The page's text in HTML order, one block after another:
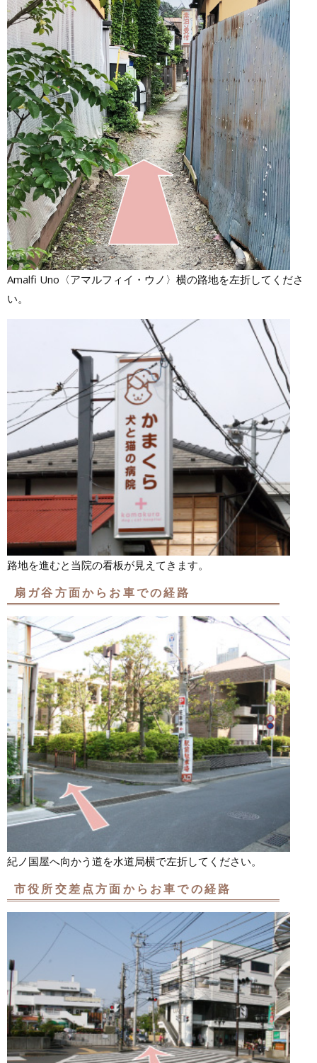
Amalfi Uno〈アマルフィイ・ウノ〉横の路地を左折してくださ
い。
路地を進むと当院の看板が見えてきます。
扇ガ谷方面からお車での経路
紀ノ国屋へ向かう道を水道局横で左折してください。
市役所交差点方面からお車での経路